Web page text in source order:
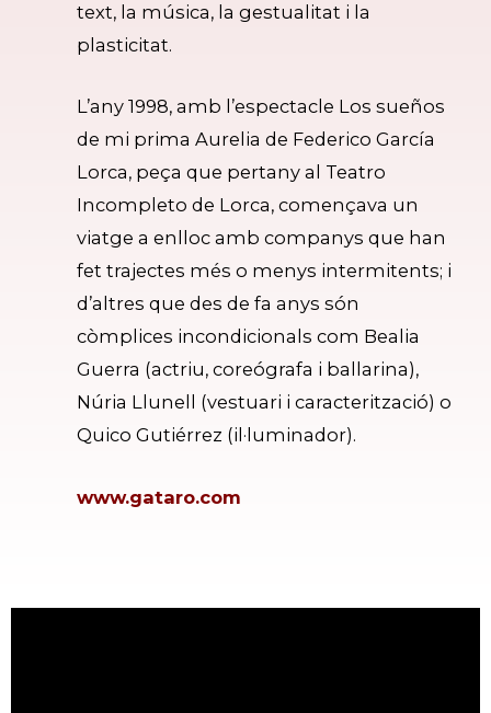
text, la música, la gestualitat i la
plasticitat.
L’any 1998, amb l’espectacle Los sueños
de mi prima Aurelia de Federico García
Lorca, peça que pertany al Teatro
Incompleto de Lorca, començava un
viatge a enlloc amb companys que han
fet trajectes més o menys intermitents; i
d’altres que des de fa anys són
còmplices incondicionals com Bealia
Guerra (actriu, coreógrafa i ballarina),
Núria Llunell (vestuari i caracterització) o
Quico Gutiérrez (il·luminador).
www.gataro.com